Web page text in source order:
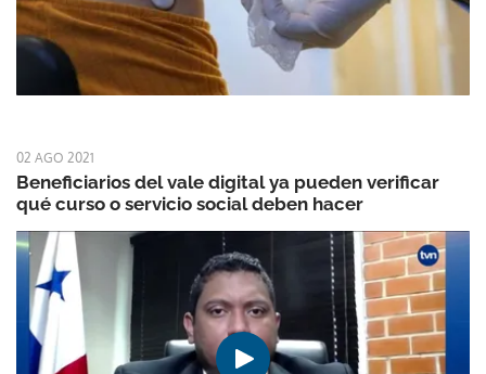
02 AGO 2021
Beneficiarios del vale digital ya pueden verificar
qué curso o servicio social deben hacer